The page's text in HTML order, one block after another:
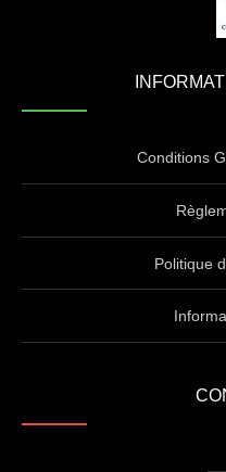
Conditions
Politique